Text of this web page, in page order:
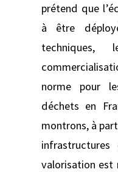
prétend que
à être
norme pour
déchets en
montrons, à
valorisation est